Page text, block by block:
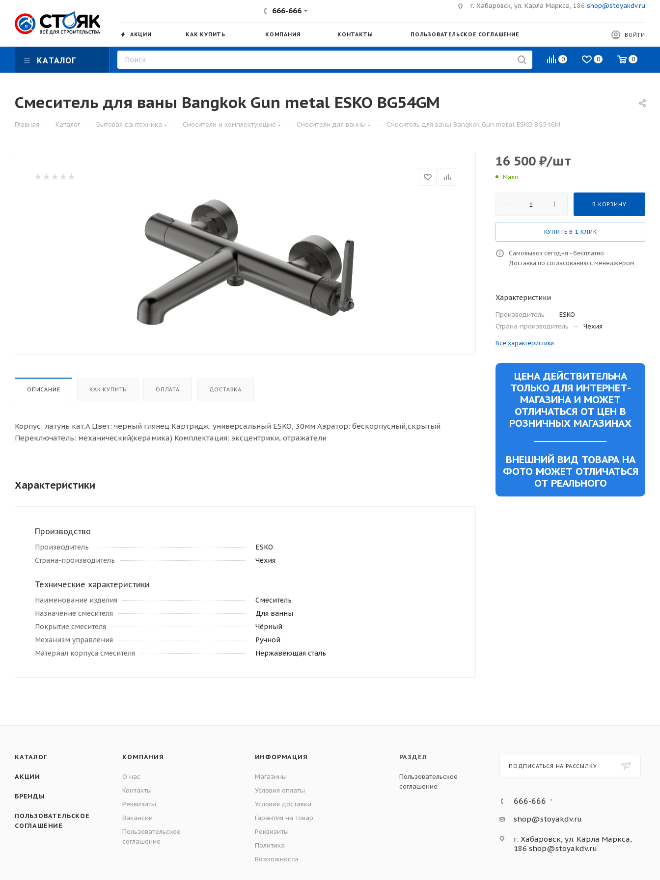
666-666
г. Хабаровск, ул. Карла Маркса, 186 shop@stoyakdv.ru
АКЦИИ КАК КУПИТЬ КОМПАНИЯ КОНТАКТЫ ПОЛЬЗОВАТЕЛЬСКОЕ СОГЛАШЕНИЕ ВОЙТИ
КАТАЛОГ 0 0 0
Смеситель для ваны Bangkok Gun metal ESKO BG54GM
Главная — Каталог — Бытовая сантехника — Смесители и комплектующие — Смесители для ванны — Смеситель для ваны Bangkok Gun metal ESKO BG54GM
ОПИСАНИЕ КАК КУПИТЬ ОПЛАТА ДОСТАВКА
Корпус: латунь кат.A Цвет: черный глянец Картридж: универсальный ESKO, 30мм Аэратор: бескорпусный,скрытый
Переключатель: механический(керамика) Комплектация: эксцентрики, отражатели
Характеристики
Производство
Производитель
ESKO
Страна-производитель
Чехия
Технические характеристики
Наименование изделия
Смеситель
Назначение смесителя
Для ванны
Покрытие смесителя
Чёрный
Механизм управления
Ручной
Материал корпуса смесителя
Нержавеющая сталь
16 500 ₽/шт
Мало
В КОРЗИНУ
КУПИТЬ В 1 КЛИК
Самовывоз сегодня - бесплатно
Доставка по согласованию с менеджером
Характеристики
Производитель —
ESKO
Страна-производитель
— Чехия
Все характеристики
ЦЕНА ДЕЙСТВИТЕЛЬНА
ТОЛЬКО ДЛЯ ИНТЕРНЕТ-
МАГАЗИНА И МОЖЕТ
ОТЛИЧАТЬСЯ ОТ ЦЕН В
РОЗНИЧНЫХ МАГАЗИНАХ
ВНЕШНИЙ ВИД ТОВАРА НА
ФОТО МОЖЕТ ОТЛИЧАТЬСЯ
ОТ РЕАЛЬНОГО
КАТАЛОГ
АКЦИИ
БРЕНДЫ
ПОЛЬЗОВАТЕЛЬСКОЕ
СОГЛАШЕНИЕ
КОМПАНИЯ
О нас
Контакты
Реквизиты
Вакансии
Пользовательское
соглашение
ИНФОРМАЦИЯ
Магазины
Условия оплаты
Условия доставки
Гарантия на товар
Реквизиты
Политика
Возможности
РАЗДЕЛ
Пользовательское
соглашение
ПОДПИСАТЬСЯ НА РАССЫЛКУ
666-666
shop@stoyakdv.ru
г. Хабаровск, ул. Карла Маркса,
186 shop@stoyakdv.ru